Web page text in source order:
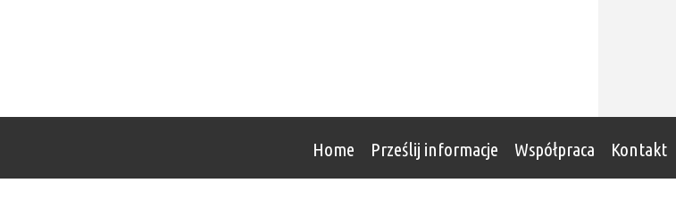
Home Prześlij informacje Współpraca Kontakt